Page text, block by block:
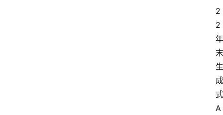
2
2
年
末
生
成
式
A